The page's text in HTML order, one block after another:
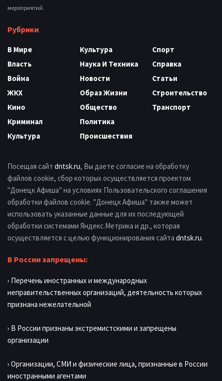
мероприятий.
Рубрики
В Мире
Власть
Война
ЖКХ
Кино
Криминал
Культура
Культура
Наука И Техника
Новости
Образ Жизни
Общество
Политика
Происшествия
Спорт
Справка
Статьи
Строительство
Транспорт
Посещая сайт dntsk.ru, Вы даете согласие на обработку
файлов cookie, сбор которых осуществляется проектом
"Донецк Афиша" на условиях Пользовательского соглашения
обработки файлов cookie. "Донецк Афиша" также может
использовать указанные данные для их последующей
обработки системами Яндекс.Метрика и др., которая
осуществляется с целью функционирования сайта dntsk.ru.
В России запрещены:
› Перечень иностранных и международных
неправительственных организаций, деятельность которых
признана нежелательной
› В России признаны экстремистскими и запрещены
организации
› Организации, СМИ и физические лица, признанные в России
иностранными агентами